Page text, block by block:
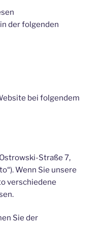
der folgenden
bei folgendem
Straße 7,
Wenn Sie unsere
verschiedene
Sie der